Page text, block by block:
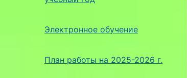
Электронное обучение
План работы на 2025-2026 г.